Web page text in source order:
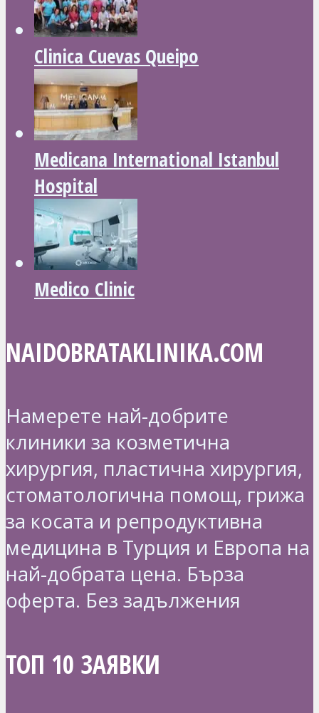
Clinica Cuevas Queipo
Medicana International Istanbul
Hospital
Medico Clinic
NAIDOBRATAKLINIKA.COM
Намерете най-добрите
клиники за козметична
хирургия, пластична хирургия,
стоматологична помощ, грижа
за косата и репродуктивна
медицина в Турция и Европа на
най-добрата цена. Бърза
оферта. Без задължения
ТОП 10 ЗАЯВКИ